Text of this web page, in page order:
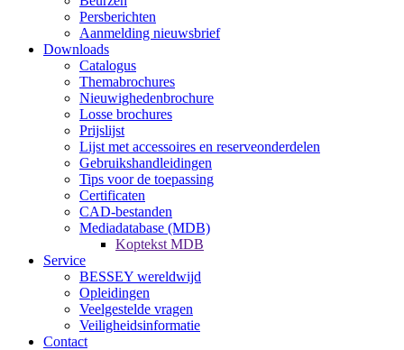
Persberichten
Aanmelding nieuwsbrief
Downloads
Catalogus
Themabrochures
Nieuwighedenbrochure
Losse brochures
Prijslijst
Lijst met accessoires en reserveonderdelen
Gebruikshandleidingen
Tips voor de toepassing
Certificaten
CAD-bestanden
Mediadatabase (MDB)
Koptekst MDB
Service
BESSEY wereldwijd
Opleidingen
Veelgestelde vragen
Veiligheidsinformatie
Contact